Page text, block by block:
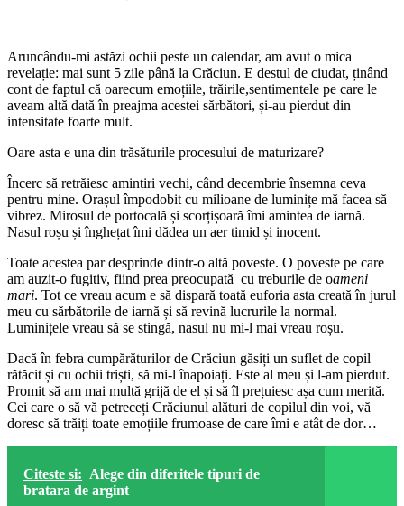
Aruncându-mi astăzi ochii peste un calendar, am avut o mica
revelație: mai sunt 5 zile până la Crăciun. E destul de ciudat, ținând
cont de faptul că oarecum emoțiile, trăirile,sentimentele pe care le
aveam altă dată în preajma acestei sărbători, și-au pierdut din
intensitate foarte mult.
Oare asta e una din trăsăturile procesului de maturizare?
Încerc să retrăiesc amintiri vechi, când decembrie însemna ceva
pentru mine. Orașul împodobit cu milioane de luminițe mă facea să
vibrez. Mirosul de portocală și scorțișoară îmi amintea de iarnă.
Nasul roșu și înghețat îmi dădea un aer timid și inocent.
Toate acestea par desprinde dintr-o altă poveste. O poveste pe care
am auzit-o fugitiv, fiind prea preocupată cu treburile de oameni
mari. Tot ce vreau acum e să dispară toată euforia asta creată în jurul
meu cu sărbătorile de iarnă și să revină lucrurile la normal.
Luminițele vreau să se stingă, nasul nu mi-l mai vreau roșu.
Dacă în febra cumpărăturilor de Crăciun găsiți un suflet de copil
rătăcit și cu ochii triști, să mi-l înapoiați. Este al meu și l-am pierdut.
Promit să am mai multă grijă de el și să îl prețuiesc așa cum merită.
Cei care o să vă petreceți Crăciunul alături de copilul din voi, vă
doresc să trăiți toate emoțiile frumoase de care îmi e atât de dor…
Citeste si: Alege din diferitele tipuri de
bratara de argint